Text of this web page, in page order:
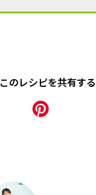
このレシピを共有する